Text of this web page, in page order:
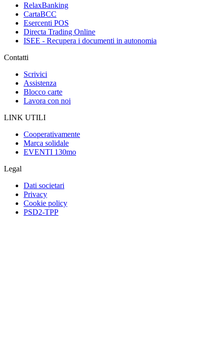
RelaxBanking
CartaBCC
Esercenti POS
Directa Trading Online
ISEE - Recupera i documenti in autonomia
Contatti
Scrivici
Assistenza
Blocco carte
Lavora con noi
LINK UTILI
Cooperativamente
Marca solidale
EVENTI 130mo
Legal
Dati societari
Privacy
Cookie policy
PSD2-TPP